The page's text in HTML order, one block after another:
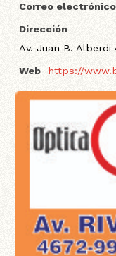
Correo electrónico
Dirección
Av. Juan B. Alberdi
Web
https://